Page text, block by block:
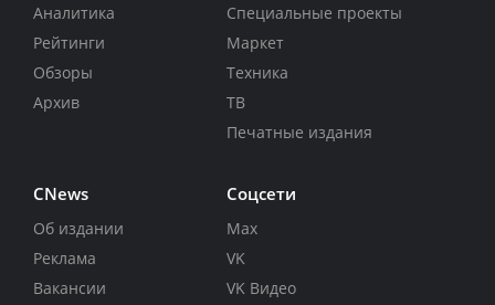
Аналитика
Рейтинги
Обзоры
Архив
Специальные проекты
Маркет
Техника
ТВ
Печатные издания
CNews
Об издании
Реклама
Вакансии
Соцсети
Max
VK
VK Видео